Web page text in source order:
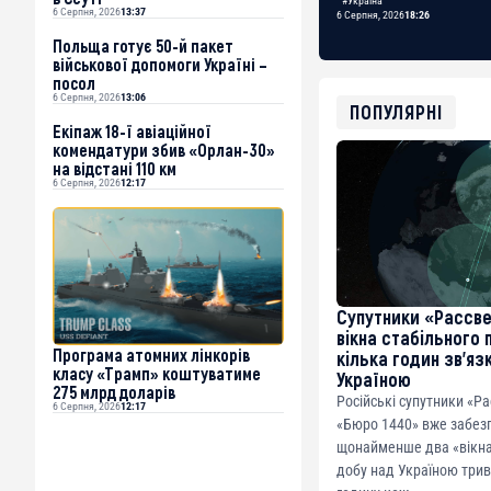
6 Серпня, 202613:37
Польща готує 50-й пакет
військової допомоги Україні –
посол
6 Серпня, 202613:06
Екіпаж 18-ї авіаційної
комендатури збив «Орлан-30»
на відстані 110 км
6 Серпня, 202612:17
Програма атомних лінкорів
класу «Трамп» коштуватиме
275 млрд доларів
6 Серпня, 202612:17
6 Серпня, 202618:26
ПОПУЛЯРНІ
Супутники
вікна стабільного
кілька годин
Україною
Російські супутники
«Бюро 1440» вже
щонайменше два «вікна
добу над Україною